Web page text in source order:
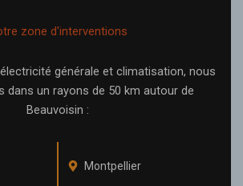
zone d'interventions
générale et climatisation, nous
dans un rayons de 50 km autour de
Beauvoisin :
Montpellier